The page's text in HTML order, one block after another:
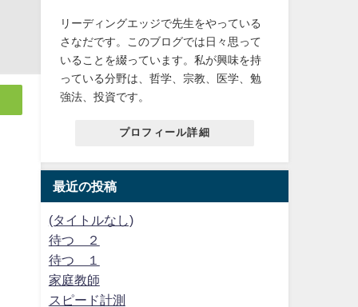
リーディングエッジで先生をやっている
さなだです。このブログでは日々思って
いることを綴っています。私が興味を持
っている分野は、哲学、宗教、医学、勉
強法、投資です。
プロフィール詳細
最近の投稿
(タイトルなし)
待つ ２
待つ １
家庭教師
スピード計測